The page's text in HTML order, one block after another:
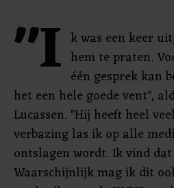
"I k was een keer
hem te praten.
één gesprek kan
het een hele goede vent",
Lucassen. "Hij heeft heel
verbazing las ik op alle
ontslagen wordt. Ik vind
Waarschijnlijk mag ik dit